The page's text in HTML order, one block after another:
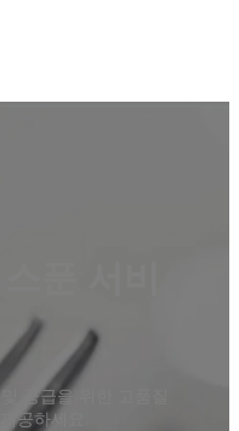
푼 서비
공급을 위한 고품질
공하세요.